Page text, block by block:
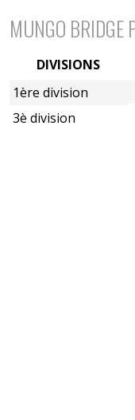
MUNGO BRIDGE
DIVISIONS
1ère division
3è division